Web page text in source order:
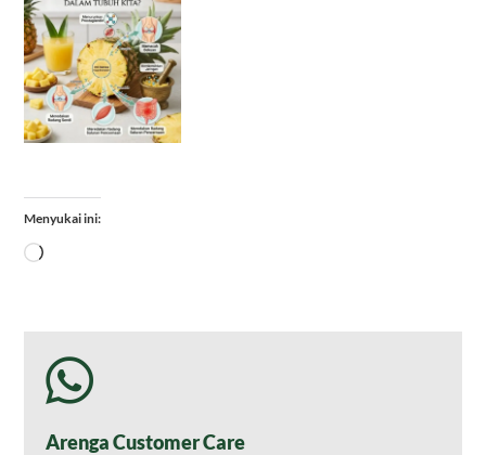
Menyukai ini:
Memuat...
Arenga Customer Care